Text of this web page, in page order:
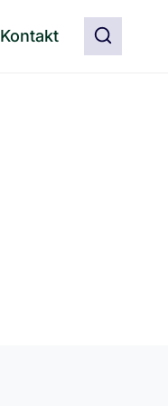
Kontakt